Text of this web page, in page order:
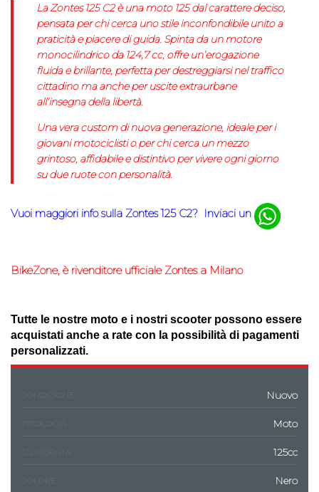
La Zontes 125 C2 è una moto 125 dal carattere deciso,
pensata per chi cerca uno stile inconfondibile unito a
praticità e piacere di guida. Spinta da un motore
monocilindrico da 124,7 cc, offre un’erogazione
fluida e brillante, perfetta per destreggiarsi nel traffico
cittadino ma anche per uscite extraurbane
all’insegna della libertà.
Una vera custom di nuova generazione, ideale per i
giovani motociclisti o per chi cerca un mezzo
grintoso, affidabile e distintivo per vivere ogni giorno
su due ruote con personalità.
Vuoi maggiori info sulla Zontes 125 C2? Inviaci un
BikeZone, è rivenditore ufficiale Zontes a Milano
Tutte le nostre moto e i nostri scooter possono essere
acquistati anche a rate con la possibilità di pagamenti
personalizzati.
Nuovo
Moto
125cc
Nero